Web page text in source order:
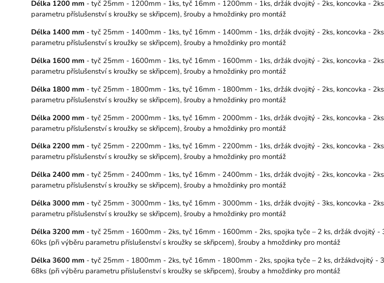
Délka 1200 mm - tyč 25mm - 1200mm - 1ks, tyč 16mm - 1200mm - 1ks, držák dvojitý - 2ks, koncovka -
parametru příslušenství s kroužky se skřipcem), šrouby a hmoždinky pro montáž
Délka 1400 mm - tyč 25mm - 1400mm - 1ks, tyč 16mm - 1400mm - 1ks, držák dvojitý - 2ks, koncovka -
parametru příslušenství s kroužky se skřipcem), šrouby a hmoždinky pro montáž
Délka 1600 mm - tyč 25mm - 1600mm - 1ks, tyč 16mm - 1600mm - 1ks, držák dvojitý - 2ks, koncovka -
parametru příslušenství s kroužky se skřipcem), šrouby a hmoždinky pro montáž
Délka 1800 mm - tyč 25mm - 1800mm - 1ks, tyč 16mm - 1800mm - 1ks, držák dvojitý - 2ks, koncovka -
parametru příslušenství s kroužky se skřipcem), šrouby a hmoždinky pro montáž
Délka 2000 mm - tyč 25mm - 2000mm - 1ks, tyč 16mm - 2000mm - 1ks, držák dvojitý - 2ks, koncovka -
parametru příslušenství s kroužky se skřipcem), šrouby a hmoždinky pro montáž
Délka 2200 mm - tyč 25mm - 2200mm - 1ks, tyč 16mm - 2200mm - 1ks, držák dvojitý - 2ks, koncovka -
parametru příslušenství s kroužky se skřipcem), šrouby a hmoždinky pro montáž
Délka 2400 mm - tyč 25mm - 2400mm - 1ks, tyč 16mm - 2400mm - 1ks, držák dvojitý - 2ks, koncovka -
parametru příslušenství s kroužky se skřipcem), šrouby a hmoždinky pro montáž
Délka 3000 mm - tyč 25mm - 3000mm - 1ks, tyč 16mm - 3000mm - 1ks, držák dvojitý - 3ks, koncovka -
parametru příslušenství s kroužky se skřipcem), šrouby a hmoždinky pro montáž
Délka 3200 mm - tyč 25mm - 1600mm - 2ks, tyč 16mm - 1600mm - 2ks, spojka tyče – 2 ks, držák dvojitý -
60ks (při výběru parametru příslušenství s kroužky se skřipcem), šrouby a hmoždinky pro montáž
Délka 3600 mm - tyč 25mm - 1800mm - 2ks, tyč 16mm - 1800mm - 2ks, spojka tyče – 2 ks, držákdvojitý -
68ks (při výběru parametru příslušenství s kroužky se skřipcem), šrouby a hmoždinky pro montáž